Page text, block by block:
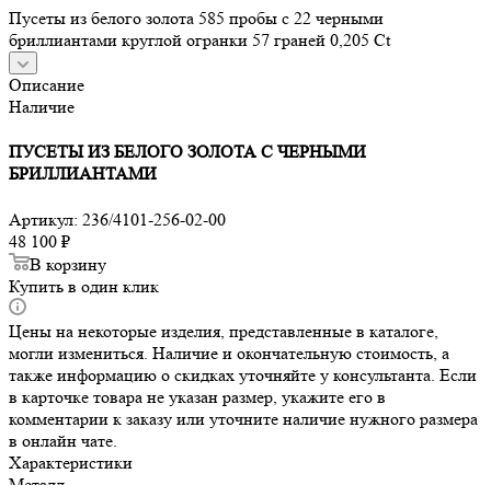
Пусеты из белого золота 585 пробы с 22 черными
бриллиантами круглой огранки 57 граней 0,205 Ct
Описание
Наличие
ПУСЕТЫ ИЗ БЕЛОГО ЗОЛОТА С ЧЕРНЫМИ
БРИЛЛИАНТАМИ
Артикул: 236/4101-256-02-00
48 100 ₽
В корзину
Купить в один клик
Цены на некоторые изделия, представленные в каталоге,
могли измениться. Наличие и окончательную стоимость, а
также информацию о скидках уточняйте у консультанта. Если
в карточке товара не указан размер, укажите его в
комментарии к заказу или уточните наличие нужного размера
в онлайн чате.
Характеристики